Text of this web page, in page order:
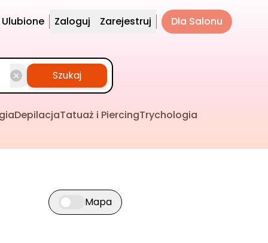
Ulubione Zaloguj Zarejestruj Dla Salonu
Szukaj
DepilacjaTatuaż i PiercingTrychologia
Przełącz widok mapy
Mapa